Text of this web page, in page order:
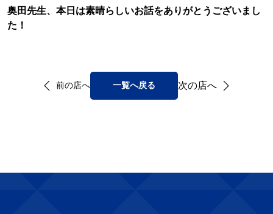
奥田先生、本日は素晴らしいお話をありがとうございまし
た！
前の店へ 一覧へ戻る 次の店へ